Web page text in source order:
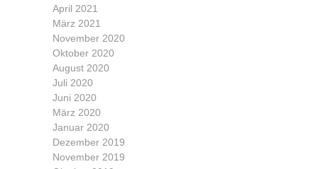
April 2021
März 2021
November 2020
Oktober 2020
August 2020
Juli 2020
Juni 2020
März 2020
Januar 2020
Dezember 2019
November 2019